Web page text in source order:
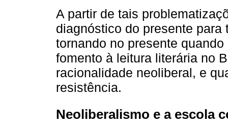
A partir de tais
diagnóstico do presente
tornando no presente
fomento à leitura literária no
racionalidade neoliberal, e
resistência.
Neoliberalismo e a escola